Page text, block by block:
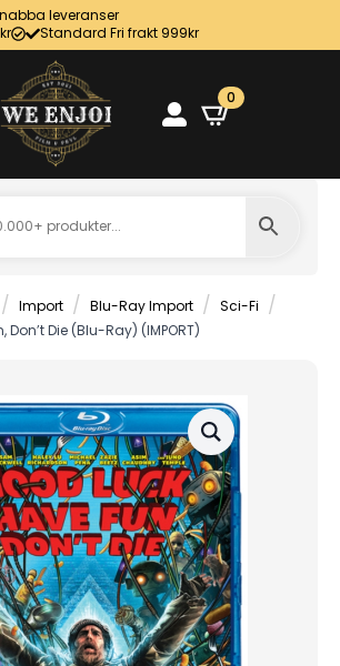
leveranser
Standard Fri frakt 999kr
0
Import Blu-Ray Import
Sci-Fi
Don’t Die (Blu-Ray) (IMPORT)